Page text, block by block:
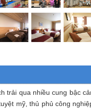
trải qua nhiều cung bậc
mỹ, thủ phủ công